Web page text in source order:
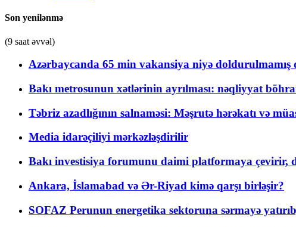
Son yenilənmə
(9 saat əvvəl)
Azərbaycanda 65 min vakansiya niyə doldurulmamış
Bakı metrosunun xətlərinin ayrılması: nəqliyyat
Təbriz azadlığının salnaməsi: Məşrutə hərəkatı və
Media idarəçiliyi mərkəzləşdirilir
Bakı investisiya forumunu daimi platformaya çevirir,
Ankara, İslamabad və Ər-Riyad kimə qarşı birləşir?
SOFAZ Perunun energetika sektoruna sərmayə